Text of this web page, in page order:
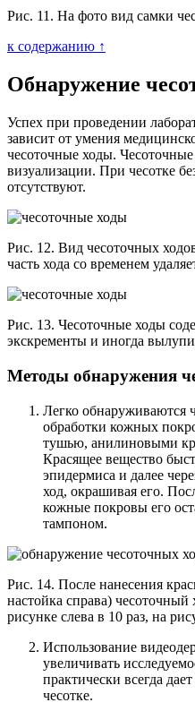
Рис. 11. На фото вид самки
к содержанию ↑
Обнаружение
Успех при проведении
зависит от умения
чесоточные ходы.
визуализации. При чесотке
отсутствуют.
Рис. 12. Вид чесоточных
часть хода со временем
Рис. 13. Чесоточные ходы
экскременты и иногда
Методы обнаружения
Легко обнаруживаются
обработки кожных
тушью, анилиновыми
Красящее вещество
эпидермиса и далее
ход, окрашивая его.
кожные покровы его
тампоном.
Рис. 14. После нанесения
настойка справа)
рисунке слева в 10 раз, на
Использование
увеличивать
практически всегда
чесотке.